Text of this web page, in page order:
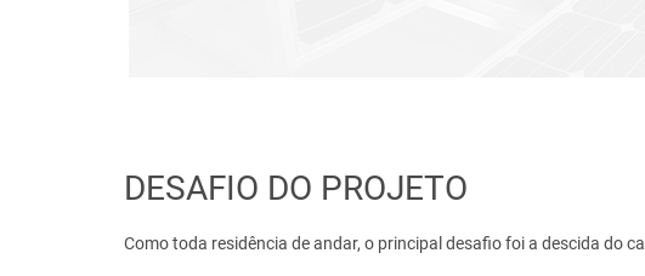
DESAFIO DO PROJETO
Como toda residência de andar, o principal desafio foi a descida do